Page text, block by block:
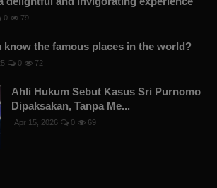
0 79
know the famous places in the world?
0 72
Ahli Hukum Sebut Kasus Sri Purnomo
Dipaksakan, Tanpa Me...
Apr 15, 2026 0 69